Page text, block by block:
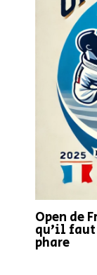
Open de
qu’il faut
phare